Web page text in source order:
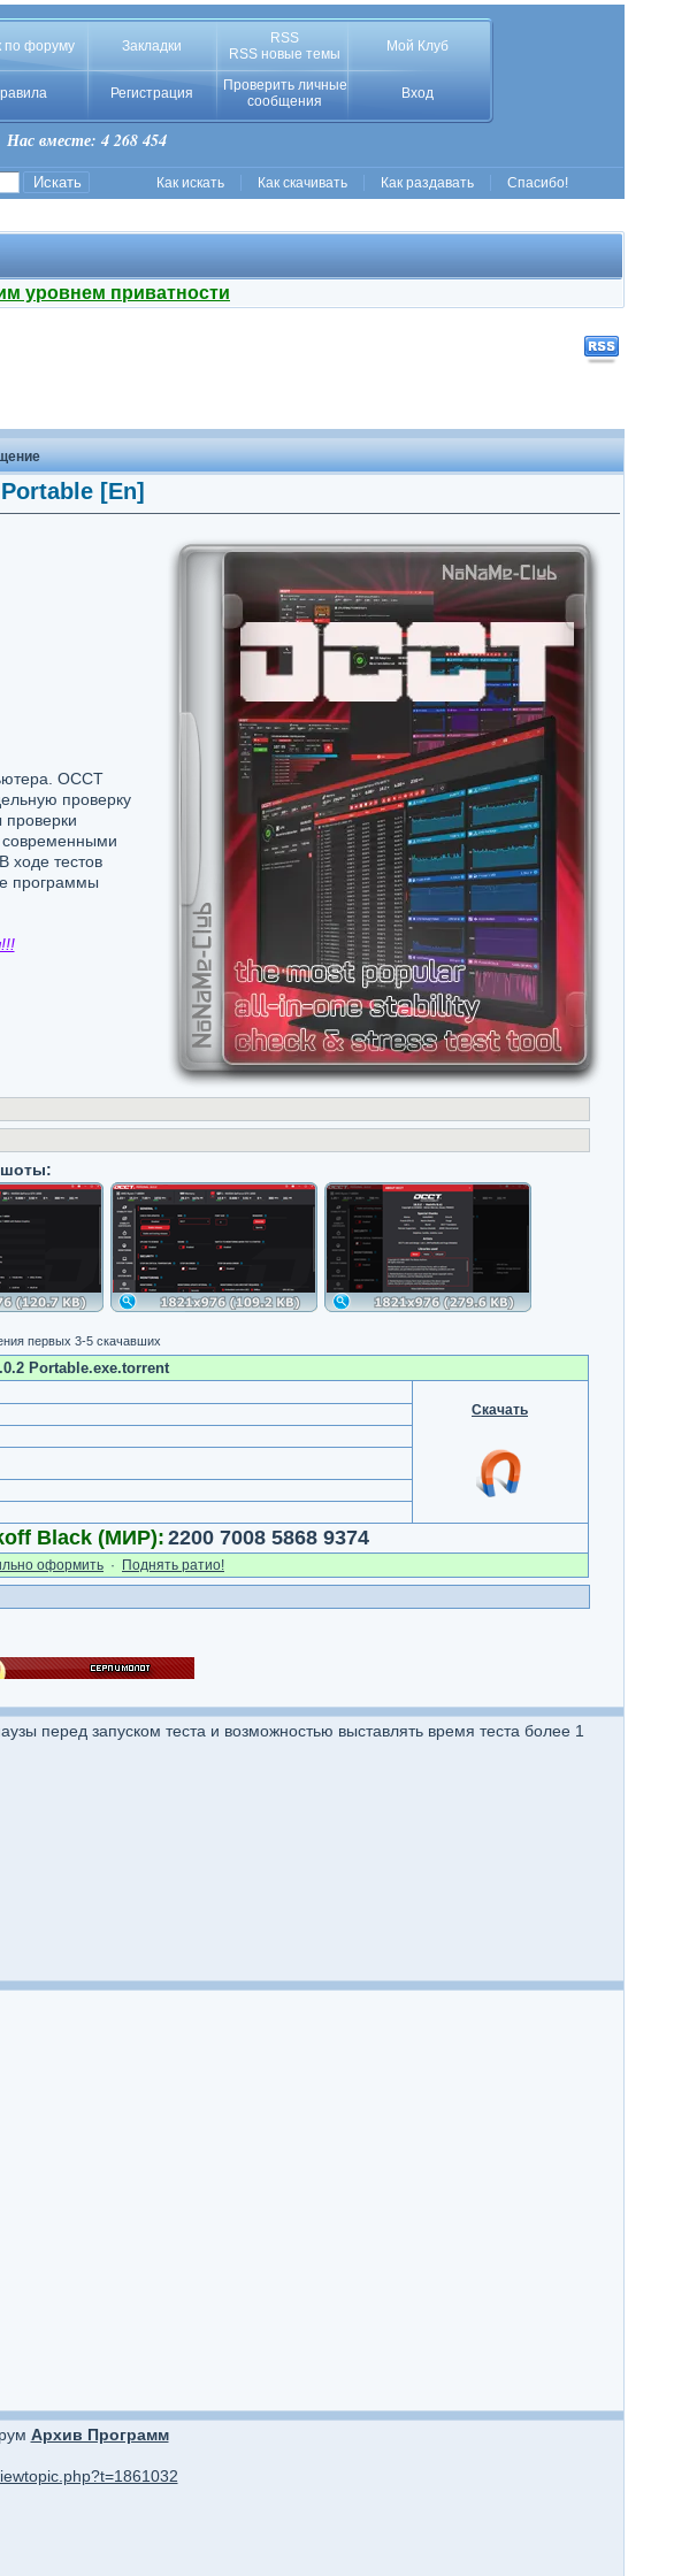
по форуму Закладки
RSS
RSS новые темы
Мой Клуб
Регистрация
Проверить личные
сообщения
Вход
Нас вместе: 4 268 454
Как искать Как скачивать Как раздавать Спасибо!
уровнем приватности
[En]
OCCT
проверку
проверки
современными
ходе тестов
программы
первых 3-5 скачавших
Portable.exe.torrent
Скачать
Black (МИР):2200 7008 5868 9374
оформить · Поднять ратио!
перед запуском теста и возможностью выставлять время теста более 1
Архив Программ